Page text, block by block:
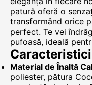
patură oferă o
transformând orice
perfect. Te vei
pufoasă, ideală
Material de Înaltă
poliester, pătura